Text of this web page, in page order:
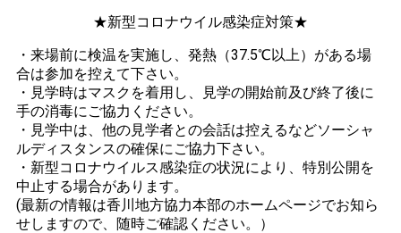
★新型コロナウイル感染症対策★
・来場前に検温を実施し、発熱（37.5℃以上）がある場
合は参加を控えて下さい。
・ 見学時はマスクを着用し、見学の開始前及び終了後に
手の消毒にご協力ください。
・見学中は、他の見学者との会話は控えるなどソーシャ
ルディスタンスの確保にご協力下さい。
・新型コロナウイルス感染症の状況により、特別公開を
中止する場合があります。
(最新の情報は香川地方協力本部のホームページでお知ら
せしますので、随時ご確認ください。）